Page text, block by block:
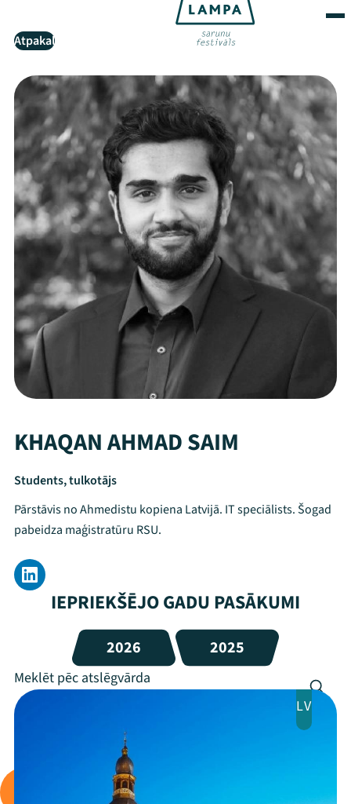
Atpakaļ
KHAQAN AHMAD SAIM
Students, tulkotājs
Pārstāvis no Ahmedistu kopiena Latvijā. IT speciālists. Šogad
pabeidza maģistratūru RSU.
IEPRIEKŠĒJO GADU PASĀKUMI
2026 2025
LV